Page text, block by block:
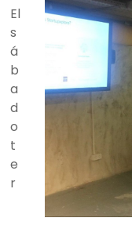
El
s
á
b
a
d
o
t
e
r